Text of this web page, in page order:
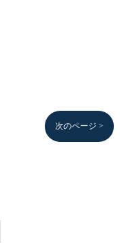
次のページ >